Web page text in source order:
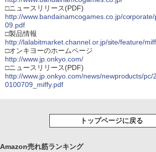
□ニュースリリース(PDF)
http://www.bandainamcogames.co.jp/
09.pdf
□製品情報
http://lalabitmarket.channel.or.jp/site/feature/
□オンキヨーのホームページ
http://www.jp.onkyo.com/
□ニュースリリース(PDF)
http://www.jp.onkyo.com/news/newproducts/pc/
0100709_miffy.pdf
トップページに戻る
Amazon売れ筋ランキング